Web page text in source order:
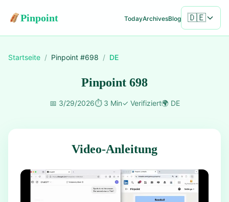
Pinpoint TodayArchivesBlog 🇩🇪
Startseite / Pinpoint #698 / DE
Pinpoint 698
📅 3/29/2026⏱️ 3 Min✓ Verifiziert🌍 DE
Video-Anleitung